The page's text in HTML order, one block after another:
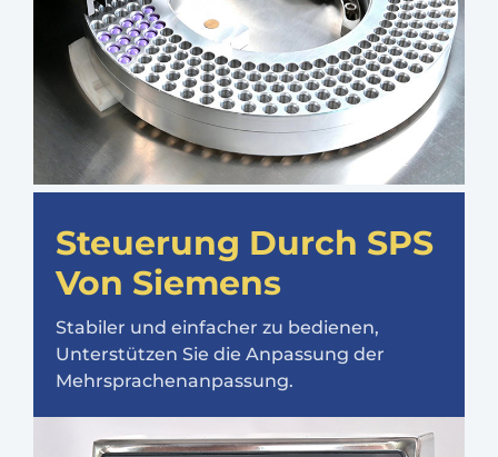
Steuerung Durch SPS
Von Siemens
Stabiler und einfacher zu bedienen,
Unterstützen Sie die Anpassung der
Mehrsprachenanpassung.